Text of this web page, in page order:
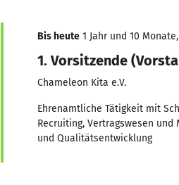
Bis heute 1 Jahr und 10
1. Vorsitzende
Chameleon Kita e.V.
Ehrenamtliche Tätigkeit mit
Recruiting, Vertragswesen
und Qualitätsentwicklung